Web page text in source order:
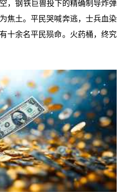
，钢铁巨兽投下的精确制导炸弹
焦土。平民哭喊奔逃，士兵血染
十余名平民殒命。火药桶，终究